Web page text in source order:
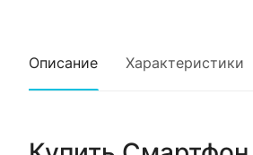
Описание Характеристики